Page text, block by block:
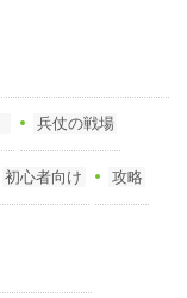
兵仗の戦場
初心者向け 攻略